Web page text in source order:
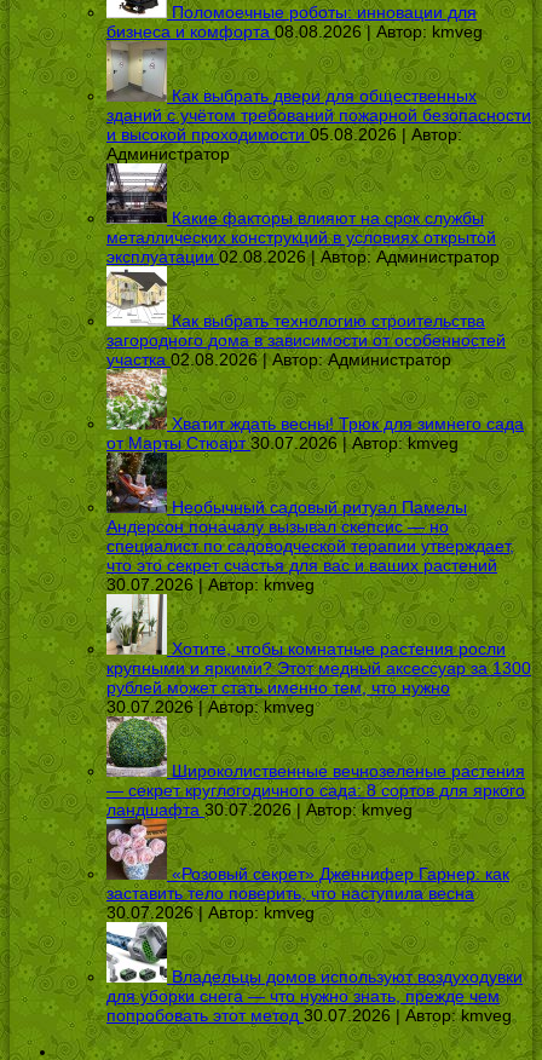
Поломоечные роботы: инновации для
бизнеса и комфорта 08.08.2026 | Автор: kmveg
Как выбрать двери для общественных
зданий с учётом требований пожарной безопасности
и высокой проходимости 05.08.2026 | Автор:
Администратор
Какие факторы влияют на срок службы
металлических конструкций в условиях открытой
эксплуатации 02.08.2026 | Автор:Администратор
Как выбрать технологию строительства
загородного дома в зависимости от особенностей
участка 02.08.2026 | Автор:Администратор
Хватит ждать весны! Трюк для зимнего сада
от Марты Стюарт 30.07.2026 | Автор:kmveg
Необычный садовый ритуал Памелы
Андерсон поначалу вызывал скепсис — но
специалист по садоводческой терапии утверждает,
что это секрет счастья для вас и ваших растений
30.07.2026 | Автор: kmveg
Хотите, чтобы комнатные растения росли
крупными и яркими? Этот медный аксессуар за 1300
рублей может стать именно тем, что нужно
30.07.2026 | Автор:kmveg
Широколиственные вечнозеленые растения
— секрет круглогодичного сада: 8 сортов для яркого
ландшафта 30.07.2026 | Автор:kmveg
«Розовый секрет» Дженнифер Гарнер: как
заставить тело поверить, что наступила весна
30.07.2026 | Автор: kmveg
Владельцы домов используют воздуходувки
для уборки снега — что нужно знать, прежде чем
попробовать этот метод 30.07.2026 | Автор:kmveg